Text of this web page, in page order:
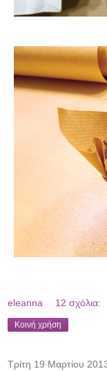
eleanna 12 σχόλια:
Κοινή χρήση
Τρίτη 19 Μαρτίου